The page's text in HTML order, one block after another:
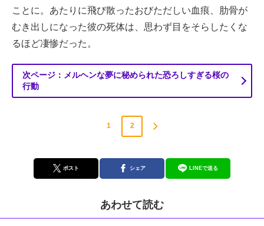
ことに。あたりに飛び散ったおびただしい血痕、肋骨が
むき出しになった彼の死体は、思わず目をそらしたくな
るほど凄惨だった。
次ページ：メルヘンな夢に秘められた恐ろしすぎる桜の
行動
1 2
ポスト シェア LINEで送る
あわせて読む